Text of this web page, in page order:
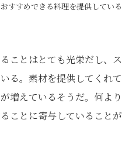
すすめできる料理を提供している
ことはとても光栄だし、ス
る。素材を提供してくれて
増えているそうだ。何より
ことに寄与していることが